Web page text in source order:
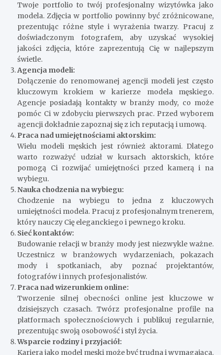
Twoje portfolio to twój profesjonalny wizytówka jako
modela. Zdjęcia w portfolio powinny być zróżnicowane,
prezentując różne style i wyrażenia twarzy. Pracuj z
doświadczonym fotografem, aby uzyskać wysokiej
jakości zdjęcia, które zaprezentują Cię w najlepszym
świetle.
Agencja modeli:
Dołączenie do renomowanej agencji modeli jest często
kluczowym krokiem w karierze modela męskiego.
Agencje posiadają kontakty w branży mody, co może
pomóc Ci w zdobyciu pierwszych prac. Przed wyborem
agencji dokładnie zapoznaj się z ich reputacją i umową.
Praca nad umiejętnościami aktorskim:
Wielu modeli męskich jest również aktorami. Dlatego
warto rozważyć udział w kursach aktorskich, które
pomogą Ci rozwijać umiejętności przed kamerą i na
wybiegu.
Nauka chodzenia na wybiegu:
Chodzenie na wybiegu to jedna z kluczowych
umiejętności modela. Pracuj z profesjonalnym trenerem,
który nauczy Cię eleganckiego i pewnego kroku.
Sieć kontaktów:
Budowanie relacji w branży mody jest niezwykle ważne.
Uczestnicz w branżowych wydarzeniach, pokazach
mody i spotkaniach, aby poznać projektantów,
fotografów i innych profesjonalistów.
Praca nad wizerunkiem online:
Tworzenie silnej obecności online jest kluczowe w
dzisiejszych czasach. Twórz profesjonalne profile na
platformach społecznościowych i publikuj regularnie,
prezentując swoją osobowość i styl życia.
Wsparcie rodziny i przyjaciół:
Kariera jako model męski może być trudna i wymagająca.